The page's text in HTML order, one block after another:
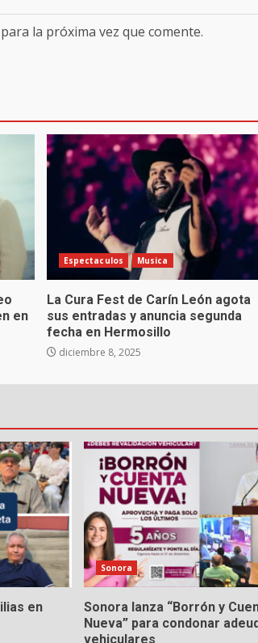
la próxima vez que comente.
en
Espectaculos Musica
La Cura Fest de Carín León agota
sus entradas y anuncia segunda
fecha en Hermosillo
diciembre 8, 2025
en
Sonora
Sonora lanza “Borrón y
Nueva” para condonar
vehiculares